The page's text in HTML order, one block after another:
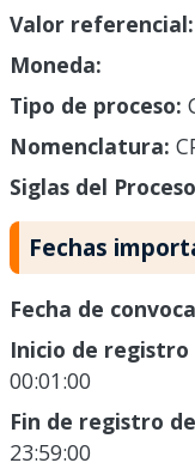
Valor referencial:
Moneda:
Tipo de proceso:
Nomenclatura:
Siglas del
Fechas
Fecha de
Inicio de
00:01:00
Fin de registro
23:59:00